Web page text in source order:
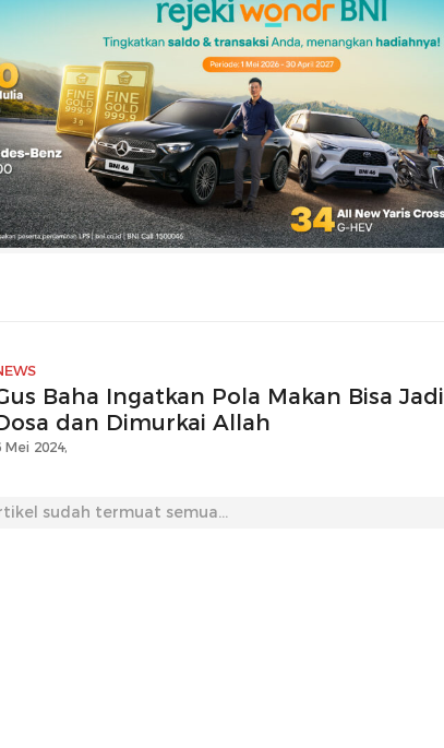
Baha Ingatkan Pola Makan Bisa Jadi
dan Dimurkai Allah
Mei 2024,
sudah termuat semua...